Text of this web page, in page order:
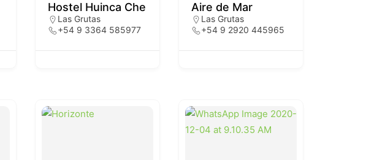
Hostel Huinca Che
Las Grutas
+54 9 3364 585977
Aire de Mar
Las Grutas
+54 9 2920 445965